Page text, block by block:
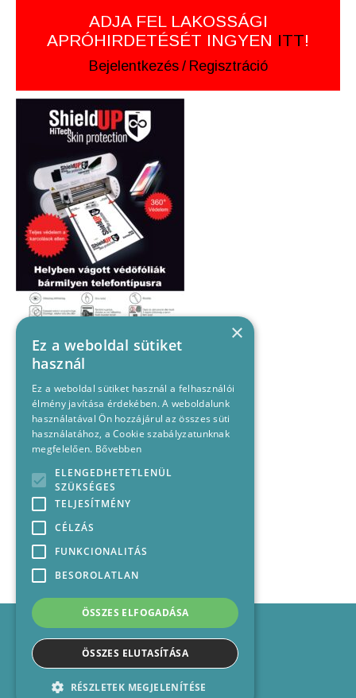
ADJA FEL LAKOSSÁGI
APRÓHIRDETÉSÉT INGYEN ITT!
Bejelentkezés / Regisztráció
Impresszum
Médiajánlat
Felhasználási feltételek
Kapcsolat
×
Ez a weboldal sütiket
használ
Ez a weboldal sütiket használ a felhasználói
élmény javítása érdekében. A weboldalunk
használatával Ön hozzájárul az összes süti
használatához, a Cookie szabályzatunknak
megfelelően. Bővebben
ELENGEDHETETLENÜL
SZÜKSÉGES
TELJESÍTMÉNY
CÉLZÁS
FUNKCIONALITÁS
BESOROLATLAN
ÖSSZES ELFOGADÁSA
ÖSSZES ELUTASÍTÁSA
RÉSZLETEK MEGJELENÍTÉSE